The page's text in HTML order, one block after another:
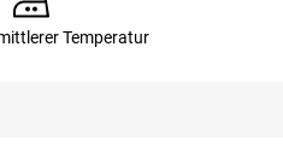
Temperatur